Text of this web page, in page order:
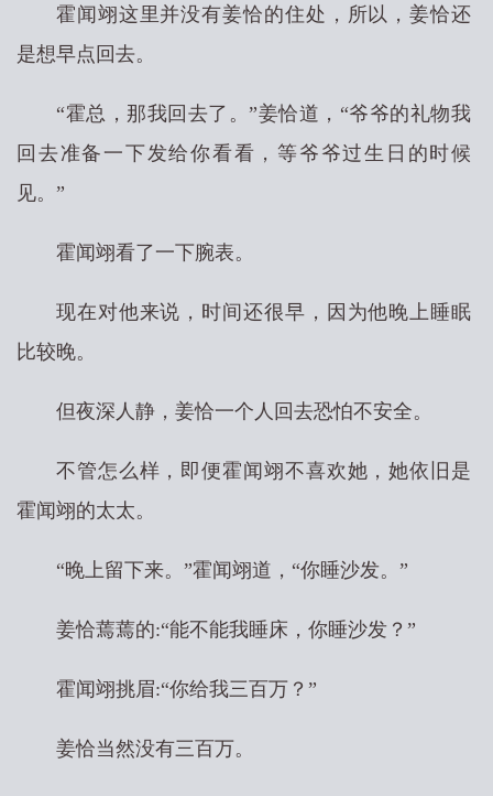
霍闻翊这里并没有姜恰的住处，所以，姜恰还
是想早点回去。
“霍总，那我回去了。”姜恰道，“爷爷的礼物我
回去准备一下发给你看看，等爷爷过生日的时候
见。”
霍闻翊看了一下腕表。
现在对他来说，时间还很早，因为他晚上睡眠
比较晚。
但夜深人静，姜恰一个人回去恐怕不安全。
不管怎么样，即便霍闻翊不喜欢她，她依旧是
霍闻翊的太太。
“晚上留下来。”霍闻翊道，“你睡沙发。”
姜恰蔫蔫的:“能不能我睡床，你睡沙发？”
霍闻翊挑眉:“你给我三百万？”
姜恰当然没有三百万。